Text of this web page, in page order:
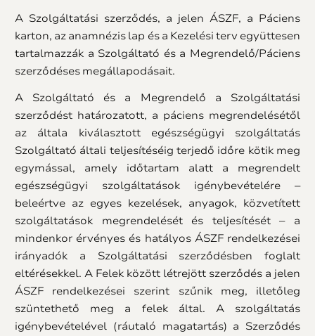
A Szolgáltatási szerződés, a jelen ÁSZF, a Páciens
karton, az anamnézis lap és a Kezelési terv együttesen
tartalmazzák a Szolgáltató és a Megrendelő/Páciens
szerződéses megállapodásait.
A Szolgáltató és a Megrendelő a Szolgáltatási
szerződést határozatott, a páciens megrendelésétől
az általa kiválasztott egészségügyi szolgáltatás
Szolgáltató általi teljesítéséig terjedő időre kötik meg
egymással, amely időtartam alatt a megrendelt
egészségügyi szolgáltatások igénybevételére –
beleértve az egyes kezelések, anyagok, közvetített
szolgáltatások megrendelését és teljesítését – a
mindenkor érvényes és hatályos ÁSZF rendelkezései
irányadók a Szolgáltatási szerződésben foglalt
eltérésekkel. A Felek között létrejött szerződés a jelen
ÁSZF rendelkezései szerint szűnik meg, illetőleg
szüntethető meg a felek által. A szolgáltatás
igénybevételével (ráutaló magatartás) a Szerződés